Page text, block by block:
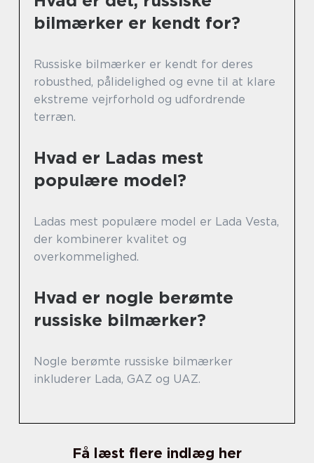
bilmærker er kendt for?
Russiske bilmærker er kendt for deres
robusthed, pålidelighed og evne til at klare
ekstreme vejrforhold og udfordrende
terræn.
Hvad er Ladas mest
populære model?
Ladas mest populære model er Lada Vesta,
der kombinerer kvalitet og
overkommelighed.
Hvad er nogle berømte
russiske bilmærker?
Nogle berømte russiske bilmærker
inkluderer Lada, GAZ og UAZ.
Få læst flere indlæg her